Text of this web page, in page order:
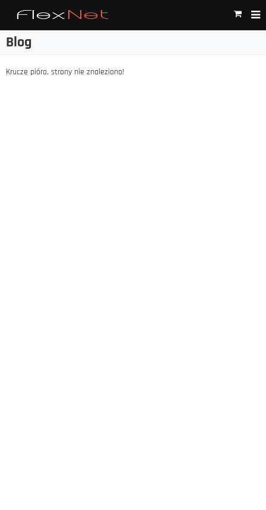
Blog
Krucze pióro, strony nie znaleziono!